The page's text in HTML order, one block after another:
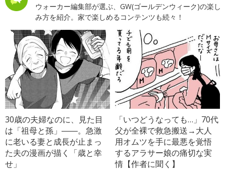
ウォーカー編集部が選ぶ、GW(ゴールデンウィーク)の楽し
み方を紹介。家で楽しめるコンテンツも続々！
30歳の夫婦なのに、見た目
は「祖母と孫」――。急激
に老いる妻と成長が止まっ
た夫の漫画が描く「歳と幸
せ」
「いつどうなっても…」70代
父が全裸で救急搬送→大人
用オムツを手に最悪を覚悟
するアラサー娘の痛切な実
情【作者に聞く】